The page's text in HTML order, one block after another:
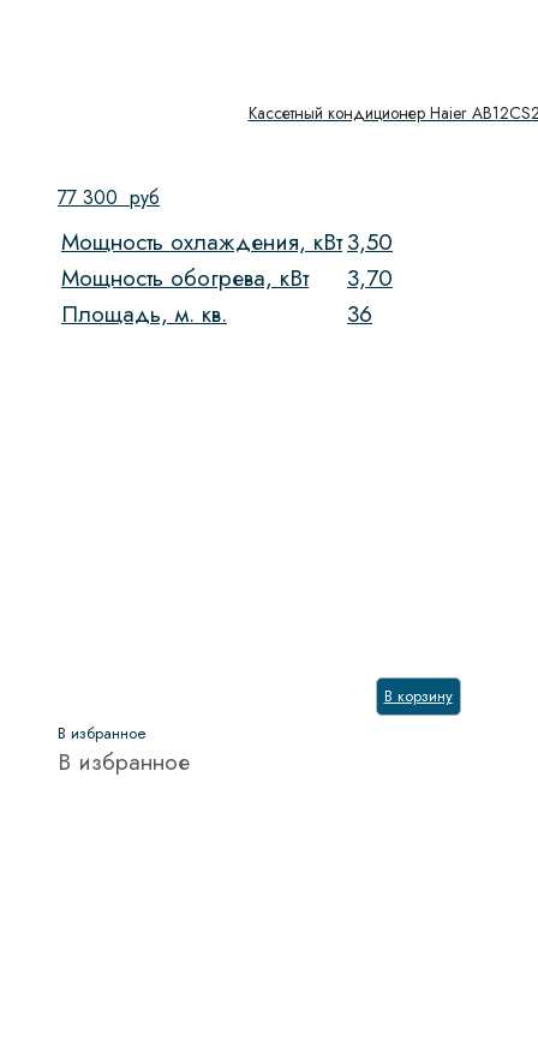
Кассетный кондиционер Haier
77 300 руб
Мощность охлаждения, кВт3,50
Мощность обогрева, кВт
3,70
Площадь, м. кв.
36
В корзину
В избранное
В избранное